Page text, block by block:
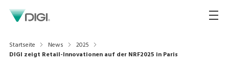
Startseite News
2025
DIGI zeigt Retail-Innovationen auf der NRF2025 in Paris